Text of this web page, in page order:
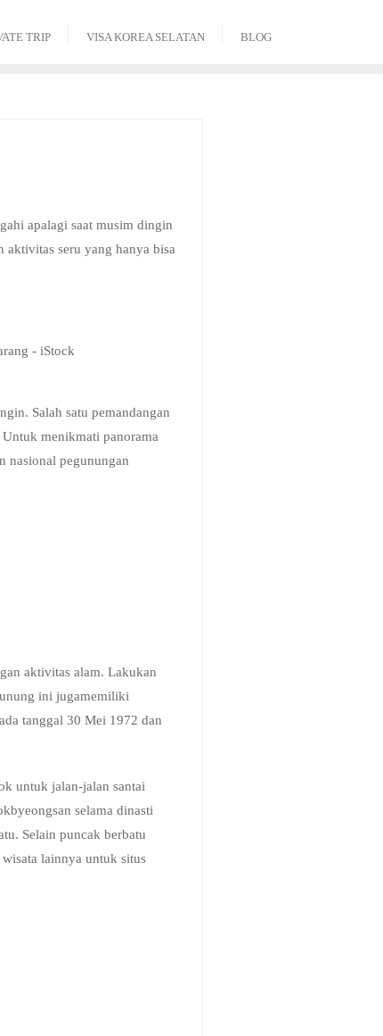
TRIP VISA KOREA SELATAN BLOG
apalagi saat musim dingin
seru yang hanya bisa
Salah satu pemandangan
menikmati panorama
nasional pegunungan
aktivitas alam. Lakukan
ini jugamemiliki
tanggal 30 Mei 1972 dan
untuk jalan-jalan santai
selama dinasti
Selain puncak berbatu
lainnya untuk situs